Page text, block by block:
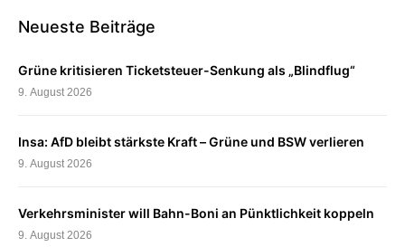
Neueste Beiträge
Grüne kritisieren Ticketsteuer-Senkung als „Blindflug“
9. August 2026
Insa: AfD bleibt stärkste Kraft – Grüne und BSW verlieren
9. August 2026
Verkehrsminister will Bahn-Boni an Pünktlichkeit koppeln
9. August 2026